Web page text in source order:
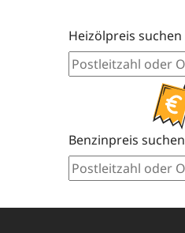
Heizölpreis suchen
Benzinpreis suchen